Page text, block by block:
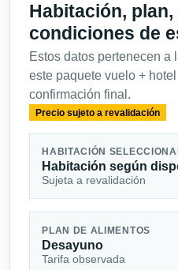
Habitación,
condiciones de
Estos datos pertenecen a
este paquete vuelo +
confirmación final.
Precio sujeto a revalidación
HABITACIÓN
Habitación según
Sujeta a revalidación
PLAN DE ALIMENTOS
Desayuno
Tarifa observada